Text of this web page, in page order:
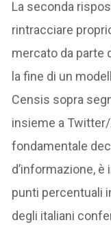
La seconda
rintracciare
mercato da parte
la fine di un
Censis sopra
insieme a
fondamentale
d’informazione, è
punti percentuali
degli italiani